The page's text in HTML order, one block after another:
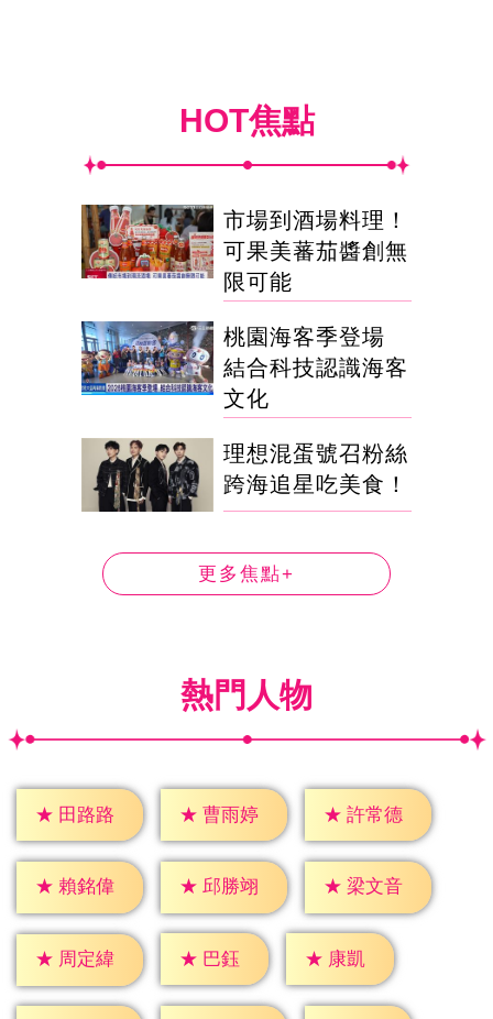
HOT焦點
市場到酒場料理！
可果美蕃茄醬創無
限可能
桃園海客季登場
結合科技認識海客
文化
理想混蛋號召粉絲
跨海追星吃美食！
更多焦點+
熱門人物
★ 田路路 ★ 曹雨婷 ★ 許常德
★ 賴銘偉 ★ 邱勝翊 ★ 梁文音
★ 周定緯 ★ 巴鈺 ★ 康凱